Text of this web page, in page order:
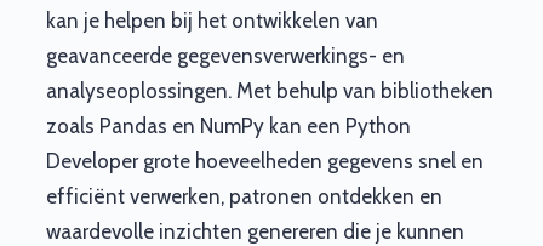
kan je helpen bij het ontwikkelen van
geavanceerde gegevensverwerkings- en
analyseoplossingen. Met behulp van bibliotheken
zoals Pandas en NumPy kan een Python
Developer grote hoeveelheden gegevens snel en
efficiënt verwerken, patronen ontdekken en
waardevolle inzichten genereren die je kunnen